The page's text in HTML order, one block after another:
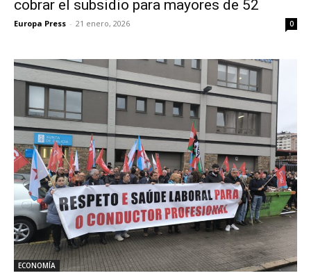
cobrar el subsidio para mayores de 52
Europa Press - 21 enero, 2026 0
ECONOMÍA